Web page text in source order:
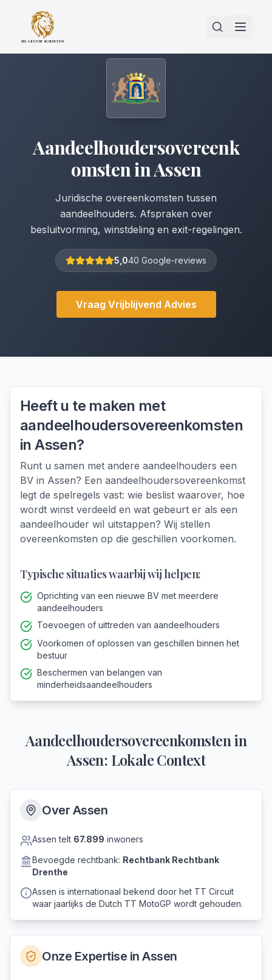
Aandeelhoudersovereenk
omsteninAssen
Juridische overeenkomsten tussen
aandeelhouders. Afspraken over
besluitvorming, winstdeling en exit-regelingen.
5,040 Google-reviews
Vraag Vrijblijvend Advies
Heeft u te maken met
aandeelhoudersovereenkomsten
inAssen?
Runt u samen met andere aandeelhouders een
BV in Assen? Een aandeelhoudersovereenkomst
legt de spelregels vast: wie beslist waarover, hoe
wordt winst verdeeld en wat gebeurt er als een
aandeelhouder wil uitstappen? Wij stellen
overeenkomsten op die geschillen voorkomen.
Typische situaties waarbij wij helpen:
Oprichting van een nieuwe BV met meerdere
aandeelhouders
Toevoegen of uittreden van aandeelhouders
Voorkomen of oplossen van geschillen binnen het
bestuur
Beschermen van belangen van
minderheidsaandeelhouders
Aandeelhoudersovereenkomstenin
Assen: Lokale Context
Over Assen
Assen telt 67.899 inwoners
Bevoegde rechtbank: Rechtbank Rechtbank
Drenthe
Assen is internationaal bekend door het TT Circuit
waar jaarlijks de Dutch TT MotoGP wordt gehouden.
Onze Expertise in Assen